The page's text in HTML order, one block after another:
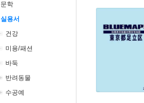
문학
실용서
건강
미용/패션
바둑
반려동물
수공예